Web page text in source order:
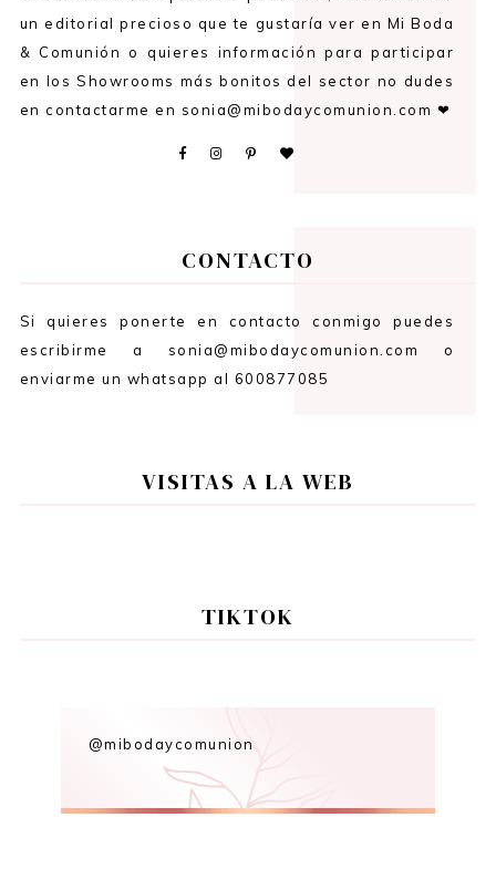
un editorial precioso que te gustaría ver en Mi Boda
& Comunión o quieres información para participar
en los Showrooms más bonitos del sector no dudes
en contactarme en sonia@mibodaycomunion.com ❤
CONTACTO
Si quieres ponerte en contacto conmigo puedes
escribirme a sonia@mibodaycomunion.com o
enviarme un whatsapp al 600877085
VISITAS A LA WEB
TIKTOK
@mibodaycomunion